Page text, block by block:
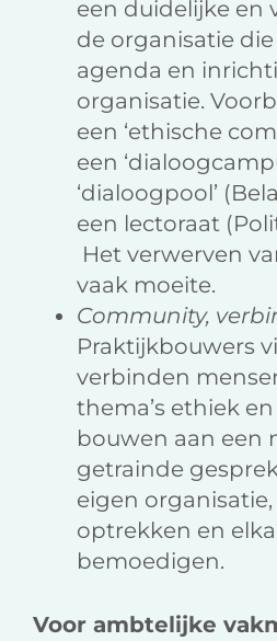
een duidelijke en
de organisatie
agenda en
organisatie.
een ‘ethische
een
‘dialoogpool’
een lectoraat
Het verwerven
vaak moeite.
Community,
Praktijkbouwers
verbinden
thema’s ethiek
bouwen aan een
getrainde
eigen
optrekken en
bemoedigen.
Voor ambtelijke